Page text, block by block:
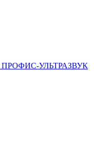
ПРОФИС-УЛЬТРАЗВУК